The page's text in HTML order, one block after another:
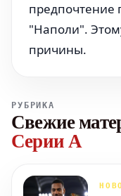
предпочтение
"Наполи".
причины.
РУБРИКА
Свежие
Серии А